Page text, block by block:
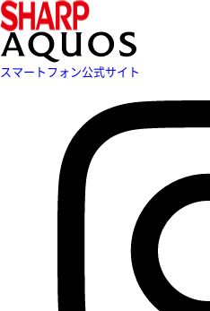
スマートフォン公式サイト